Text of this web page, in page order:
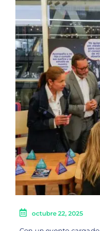
octubre 22, 2025